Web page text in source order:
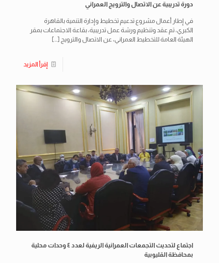
دورة تدريبية عن الاتصال والترويج العمراني
في إطار أعمال مشروع تدعيم تخطيط وإدارة التنمية بالقاهرة
الكبري، تم عقد وتنظيم ورشة عمل تدريبية، بقاعة الاجتماعات بمقر
الهيئة العامة للتخطيط العمراني، عن الاتصال والترويج […]
إقرأ المزيد
اجتماع لتحديث التجمعات العمرانية الريفية لعدد ٤ وحدات محلية
بمحافظة القليوبية